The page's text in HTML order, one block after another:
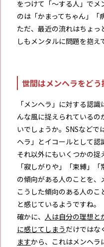
をつけて「〜する人」でメ
のは「かまってちゃん」「
ただ、最近の流れはちょっ
しもメンタルに問題を抱え
世間はメンヘラをど
「メンヘラ」に対する認
んな風に捉えられている
いでしょうか。SNSなどで
ヘラ」とイコールとして認
それ以外にもいくつかの捉
「寂しがりや」「束縛」
の傾向がある人のことを、
こうした傾向のある人のこ
と感じているようですね。
確かに、 人は自分の理想と
に感じてしまうだけではな
ますから、これはメンヘラ